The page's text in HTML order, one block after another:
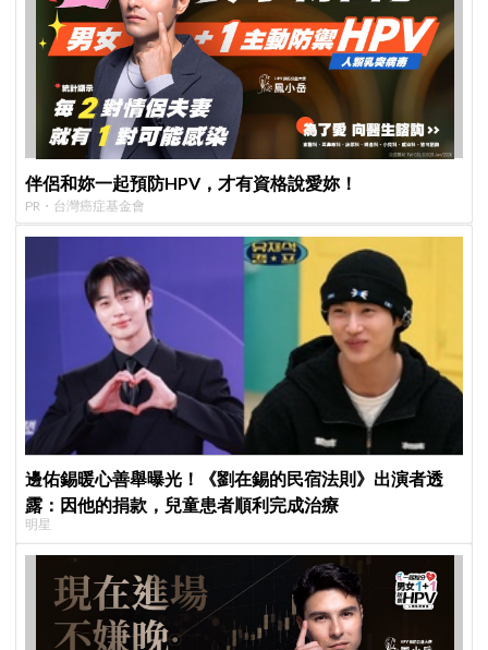
伴侶和妳一起預防HPV，才有資格說愛妳！
PR・台灣癌症基金會
邊佑錫暖心善舉曝光！《劉在錫的民宿法則》出演者透
露：因他的捐款，兒童患者順利完成治療
明星